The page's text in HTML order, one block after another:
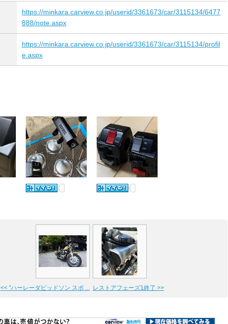
https://minkara.carview.co.jp/userid/3361673/car/3115134/6477
888/note.aspx
https://minkara.carview.co.jp/userid/3361673/car/3115134/profil
e.aspx
<< "ハーレーダビッドソン スポ ... レストアフェーズ1終了 >>